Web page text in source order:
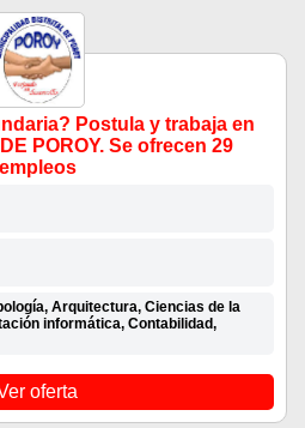
Postula y trabaja en
POROY. Se ofrecen 29
empleos
Arquitectura, Ciencias de la
informática, Contabilidad,
oferta